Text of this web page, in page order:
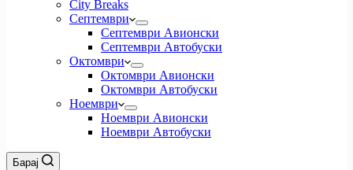
City Breaks
Септември
Септември Авионски
Септември Автобуски
Октомври
Октомври Авионски
Октомври Автобуски
Ноември
Ноември Авионски
Ноември Автобуски
Барај